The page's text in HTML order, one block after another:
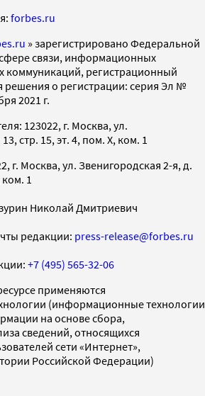
forbes.ru
» зарегистрировано Федеральной
связи, информационных
коммуникаций, регистрационный
решения о регистрации: серия Эл №
2021 г.
123022, г. Москва, ул.
стр. 15, эт. 4, пом. X, ком. 1
г. Москва, ул. Звенигородская 2-я, д.
1
Николай Дмитриевич
редакции: press-release@forbes.ru
+7 (495) 565-32-06
применяются
(информационные технологии
на основе сбора,
сведений, относящихся
сети «Интернет»,
Российской Федерации)